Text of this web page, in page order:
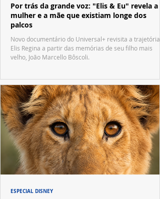
Por trás da grande voz: "Elis & Eu" revela a
mulher e a mãe que existiam longe dos
palcos
Novo documentário do Universal+ revisita a trajetória
Elis Regina a partir das memórias de seu filho mais
velho, João Marcello Bôscoli.
ESPECIAL DISNEY